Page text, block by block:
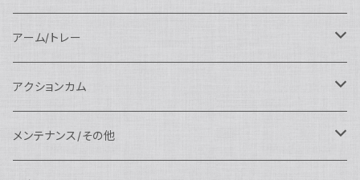
AOI
Nauticam
FUJIFILM用
Nauticam
Nauticam
Nikon用
SEA&SEA
N100エクステンションリング
フラットポート
アクセサリー
Athena
ドームポート
アクセサリー
アクセサリー
weefine
アクセサリー
Nauticam
AOI
ワイドコンバージョンレンズ
Nauticam
AOI
ワイドアングルコンバージョンポート
Nauticam
レンズオプション
大光量 3000ルーメン以上
リングライト
FIX
アーム/トレー
アーム
SEA&SEA
フロートアーム
アクションカム
レンズ
メンテナンス/その他